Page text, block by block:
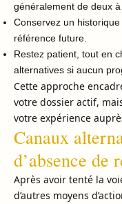
généralement de deux
Conservez un
référence future.
Restez patient, tout en
alternatives si aucun
Cette approche
votre dossier actif,
votre expérience
Canaux
d’absence de
Après avoir tenté la
d’autres moyens